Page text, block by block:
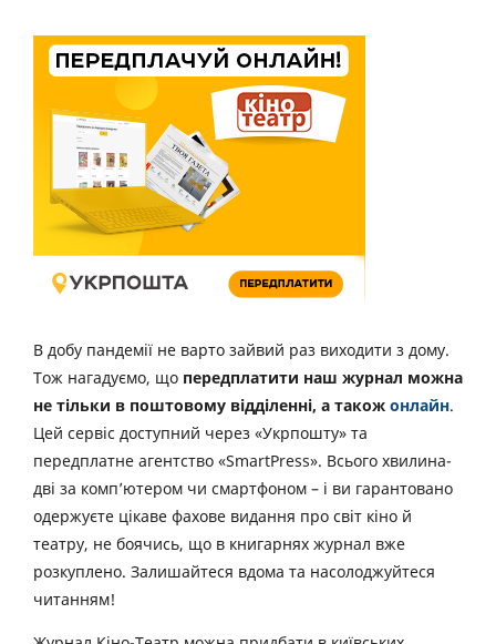
В добу пандемії не варто зайвий раз виходити з дому.
Тож нагадуємо, що передплатити наш журнал можна
не тільки в поштовому відділенні, а також онлайн.
Цей сервіс доступний через «Укрпошту» та
передплатне агентство «SmartPress». Всього хвилина-
дві за комп’ютером чи смартфоном – і ви гарантовано
одержуєте цікаве фахове видання про світ кіно й
театру, не боячись, що в книгарнях журнал вже
розкуплено. Залишайтеся вдома та насолоджуйтеся
читанням!